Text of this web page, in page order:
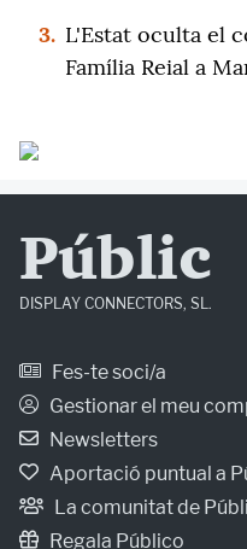
3. L'Estat oculta el
Família Reial a
Públic
DISPLAY CONNECTORS, SL.
Fes-te soci/a
Gestionar el meu
Newsletters
Aportació puntual a
La comunitat de
Regala Público